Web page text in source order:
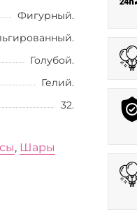
Фигурный.
Голубой.
Гелий.
32.
, Шары